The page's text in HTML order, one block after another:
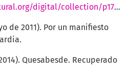
digital/collection/p17054coll20/id/95/
de 2011). Por un manifiesto
Quesabesde. Recuperado